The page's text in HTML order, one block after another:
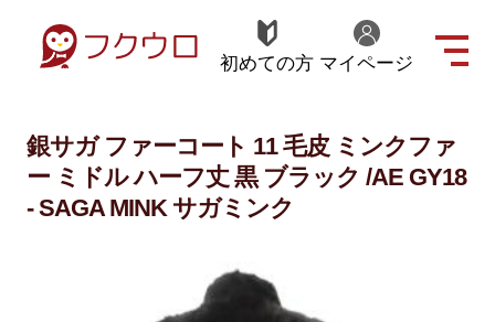
初めての方 マイページ
銀サガ ファーコート 11 毛皮 ミンクファ
ー ミドル ハーフ丈 黒 ブラック /AE GY18
- SAGA MINK サガミンク